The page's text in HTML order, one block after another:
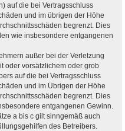
auf die bei Vertragsschluss
und im übrigen der Höhe
begrenzt. Dies
wie insbesondere entgangenen
außer bei der Verletzung
oder vorsätzlichem oder grob
auf die bei Vertragsschluss
und im Übrigen der Höhe
begrenzt. Dies
entgangenen Gewinn.
a bis c gilt sinngemäß auch
des Betreibers.